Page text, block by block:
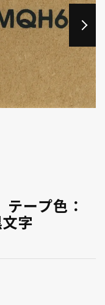
ープ色：
字